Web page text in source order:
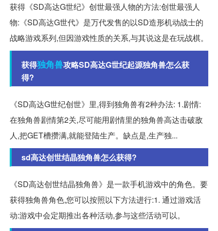
获得《SD高达G世纪》创世最强人物的方法:创世最强人
物:《SD高达G世代》是万代发售的以SD造形机动战士的
战略游戏系列,但因游戏性质的关系,与其说这是在玩战棋。
获得独角兽攻略SD高达G世纪起源独角兽怎么获
得?
《SD高达G世纪创世》里,得到独角兽有2种办法: 1.剧情:
在独角兽剧情第2关,尽可能用剧情里的独角兽高达击破敌
人,把GET槽攒满,就能登陆生产。缺点是,生产独...
sd高达创世结晶独角兽怎么获得?
《SD高达创世结晶独角兽》是一款手机游戏中的角色。要
获得独角兽角色,您可以按照以下方法进行:1. 通过游戏活
动:游戏中会定期推出各种活动,参与这些活动可以。